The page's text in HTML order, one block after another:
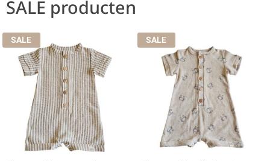
SALE producten
SALE SALE